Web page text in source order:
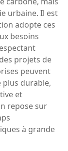
urbaine. Il est
adopte ces
besoins
projets de
peuvent
durable,
et
repose sur
à grande